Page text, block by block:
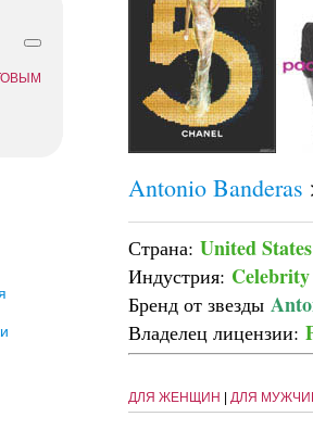
Antonio Banderas
Страна: United States
Индустрия: Celebrity
Бренд от звезды
Владелец лицензии:
ДЛЯ ЖЕНЩИН ДЛЯ